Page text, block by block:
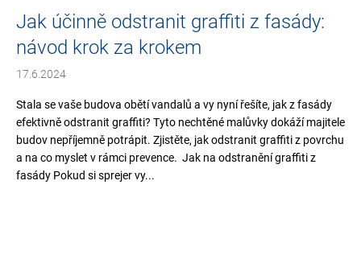
Jak účinně odstranit graffiti z fasády:
návod krok za krokem
17.6.2024
Stala se vaše budova obětí vandalů a vy nyní řešíte, jak z fasády
efektivně odstranit graffiti? Tyto nechtěné malůvky dokáží majitele
budov nepříjemně potrápit. Zjistěte, jak odstranit graffiti z povrchu
a na co myslet v rámci prevence. Jak na odstranění graffiti z
fasády Pokud si sprejer vy...